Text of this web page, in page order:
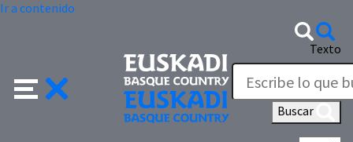
Ir a contenido
Texto
Buscar